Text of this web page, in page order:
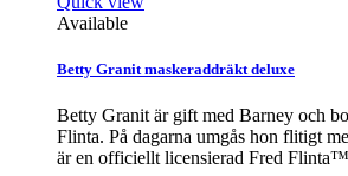
Available
Betty Granit maskeraddräkt deluxe
Betty Granit är gift med Barney och
Flinta. På dagarna umgås hon flitigt
är en officiellt licensierad Fred